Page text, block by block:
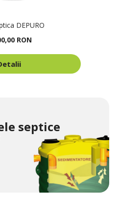
DEPURO
RON
septice